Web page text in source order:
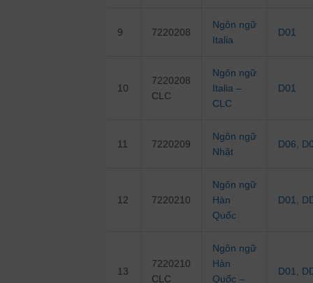
9 7220208
Ngôn ngữ
Italia
D01
10
7220208
CLC
Ngôn ngữ
Italia –
CLC
D01
11 7220209
Ngôn ngữ
Nhật
D06
12 7220210
Ngôn ngữ
Hàn
Quốc
D01
13
7220210
CLC
Ngôn ngữ
Hàn
Quốc –
D01